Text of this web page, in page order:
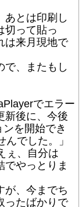
とは印刷し
切って貼っ
は来月現地で
、またもし
でエラー
新後に、今後
を開始でき
でした。」
ぇ、自分は
でやっとりま
、今までち
ったばかりで